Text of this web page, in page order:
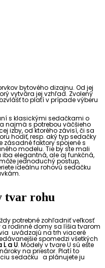
bytového dizajnu. Od jej
vytvára jej vzhľad. Zvolený
to platí v prípade výberu
s klasickými sedačkami o
najmä s potrebou väčšieho
izby, od ktorého závisí, či sa
hodiť, resp. aký typ sedačky
zásadné faktory spojené s
modelu. Tie by ste mali
elegantná, ale aj funkčná,
jednoduchý postup,
ideálnu rohovú sedačku
tvar rohu
potrebné zohľadniť veľkosť
a rodinné domy sa líšia tvarom
uvádzajú na trh viaceré
spomedzi všetkých
a U. Modely v tvare U sú ešte
na priestor. Platí to
sedačku a plánujete ju